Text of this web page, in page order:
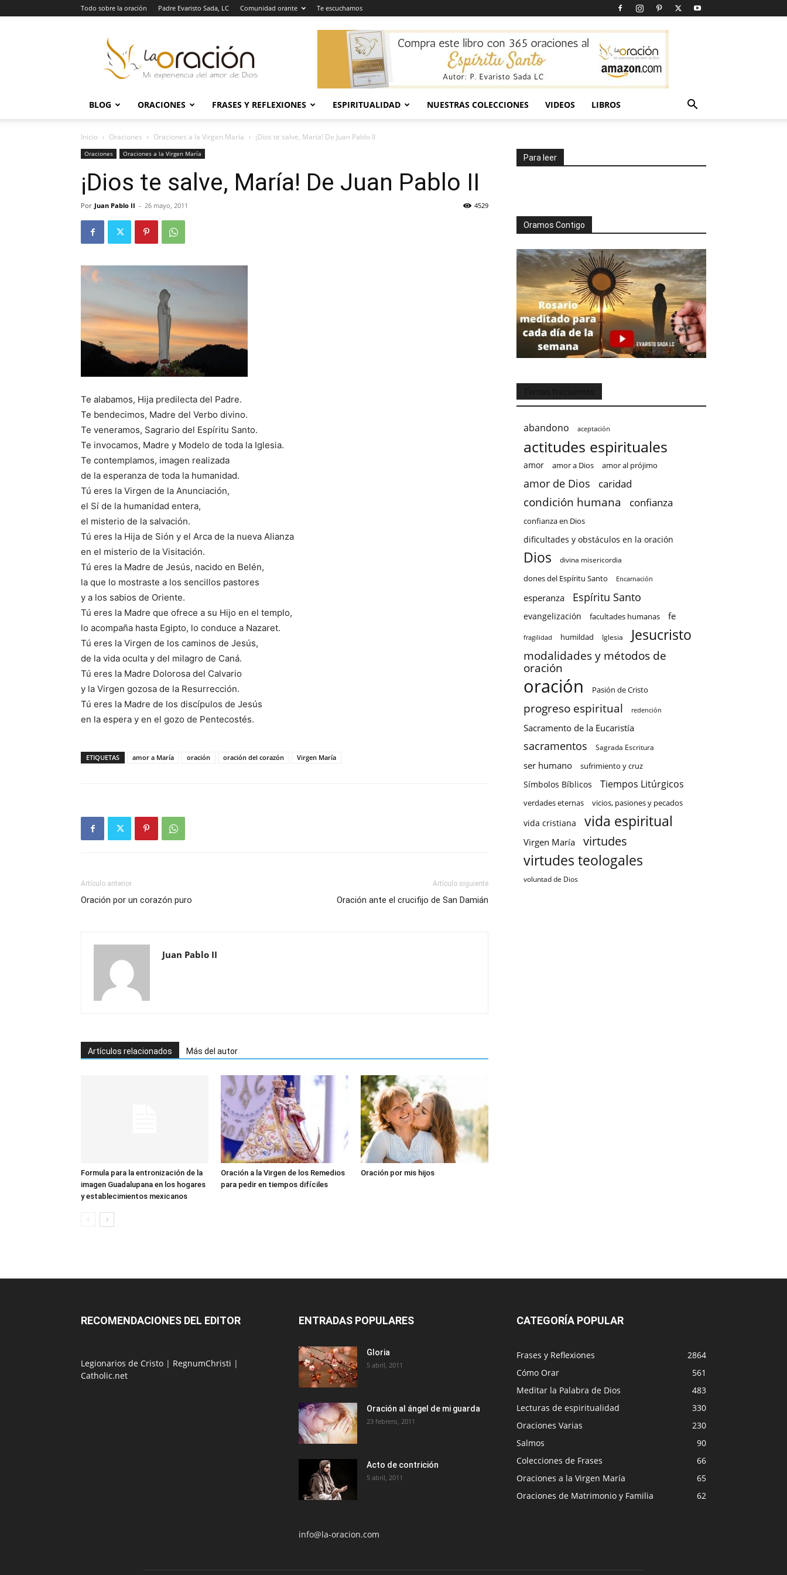
Todo sobre la oración Padre Evaristo Sada, LC Comunidad orante Te escuchamos
Oración
BLOG ORACIONES FRASES Y REFLEXIONES ESPIRITUALIDAD NUESTRAS COLECCIONES VIDEOS LIBROS
Inicio Oraciones Oraciones a la Virgen María ¡Dios te salve, María! De Juan Pablo II
Oraciones Oraciones a la Virgen María
¡Dios te salve, María! De Juan Pablo II
Por Juan Pablo II - 26 mayo, 2011 4529
Te alabamos, Hija predilecta del Padre.
Te bendecimos, Madre del Verbo divino.
Te veneramos, Sagrario del Espíritu Santo.
Te invocamos, Madre y Modelo de toda la Iglesia.
Te contemplamos, imagen realizada
de la esperanza de toda la humanidad.
Tú eres la Virgen de la Anunciación,
el Sí de la humanidad entera,
el misterio de la salvación.
Tú eres la Hija de Sión y el Arca de la nueva Alianza
en el misterio de la Visitación.
Tú eres la Madre de Jesús, nacido en Belén,
la que lo mostraste a los sencillos pastores
y a los sabios de Oriente.
Tú eres la Madre que ofrece a su Hijo en el templo,
lo acompaña hasta Egipto, lo conduce a Nazaret.
Tú eres la Virgen de los caminos de Jesús,
de la vida oculta y del milagro de Caná.
Tú eres la Madre Dolorosa del Calvario
y la Virgen gozosa de la Resurrección.
Tú eres la Madre de los discípulos de Jesús
en la espera y en el gozo de Pentecostés.
ETIQUETAS amor a María oración oración del corazón Virgen María
Artículo anterior
Oración por un corazón puro
Artículo siguiente
Oración ante el crucifijo de San Damián
Juan Pablo II
Artículos relacionados Más del autor
Formula para la entronización de la
imagen Guadalupana en los hogares
y establecimientos mexicanos
Oración a la Virgen de los Remedios
para pedir en tiempos difíciles
Oración por mis hijos
Para leer
Oramos Contigo
abandono aceptación
actitudes espirituales
amor amor a Dios amor al prójimo
amor de Dios caridad
condición humana confianza
confianza en Dios
dificultades y obstáculos en la oración
Dios divina misericordia
dones del Espíritu Santo Encarnación
esperanza Espíritu Santo
evangelización facultades humanas fe
fragilidad humildad Iglesia Jesucristo
modalidades y métodos de
oración
oración Pasión de Cristo
progreso espiritual redención
Sacramento de la Eucaristía
sacramentos Sagrada Escritura
ser humano sufrimiento y cruz
Símbolos Bíblicos Tiempos Litúrgicos
verdades eternas vicios, pasiones y pecados
vida cristiana vida espiritual
Virgen María virtudes
virtudes teologales
voluntad de Dios
RECOMENDACIONES DEL EDITOR
Legionarios de Cristo | RegnumChristi |
Catholic.net
ENTRADAS POPULARES
Gloria
5 abril, 2011
Oración al ángel de mi guarda
23 febrero, 2011
Acto de contrición
5 abril, 2011
info@la-oracion.com
CATEGORÍA POPULAR
Frases y Reflexiones
2864
Cómo Orar
561
Meditar la Palabra de Dios
483
Lecturas de espiritualidad
330
Oraciones Varias
230
Salmos
90
Colecciones de Frases
66
Oraciones a la Virgen María
65
Oraciones de Matrimonio y Familia
62